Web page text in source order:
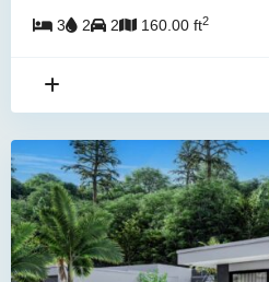
3 2 2 160.00 ft2